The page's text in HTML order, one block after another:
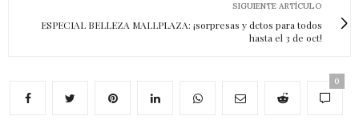
SIGUIENTE ARTÍCULO
ESPECIAL BELLEZA MALLPLAZA: ¡sorpresas y dctos para todos
hasta el 3 de oct!
0